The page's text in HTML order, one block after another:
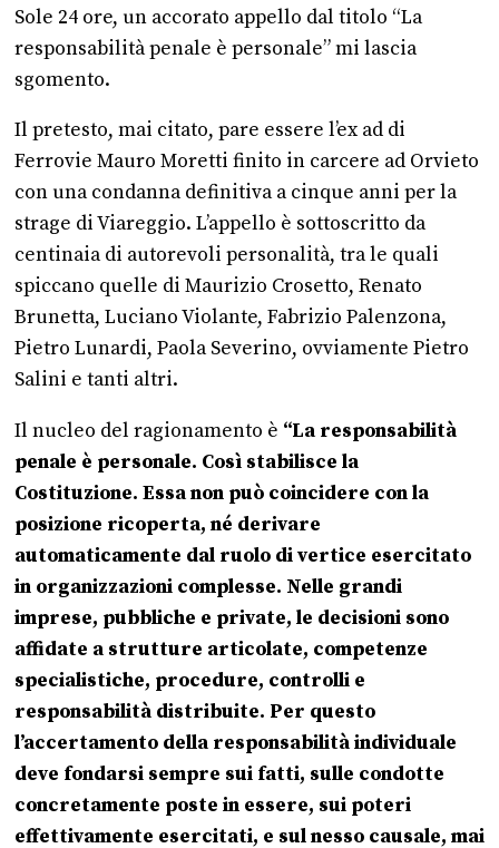
Sole 24 ore, un accorato appello dal titolo “La
responsabilità penale è personale” mi lascia
sgomento.
Il pretesto, mai citato, pare essere l’ex ad di
Ferrovie Mauro Moretti finito in carcere ad Orvieto
con una condanna definitiva a cinque anni per la
strage di Viareggio. L’appello è sottoscritto da
centinaia di autorevoli personalità, tra le quali
spiccano quelle di Maurizio Crosetto, Renato
Brunetta, Luciano Violante, Fabrizio Palenzona,
Pietro Lunardi, Paola Severino, ovviamente Pietro
Salini e tanti altri.
Il nucleo del ragionamento è “La responsabilità
penale è personale. Così stabilisce la
Costituzione. Essa non può coincidere con la
posizione ricoperta, né derivare
automaticamente dal ruolo di vertice esercitato
in organizzazioni complesse. Nelle grandi
imprese, pubbliche e private, le decisioni sono
affidate a strutture articolate, competenze
specialistiche, procedure, controlli e
responsabilità distribuite. Per questo
l’accertamento della responsabilità individuale
deve fondarsi sempre sui fatti, sulle condotte
concretamente poste in essere, sui poteri
effettivamente esercitati, e sul nesso causale, mai